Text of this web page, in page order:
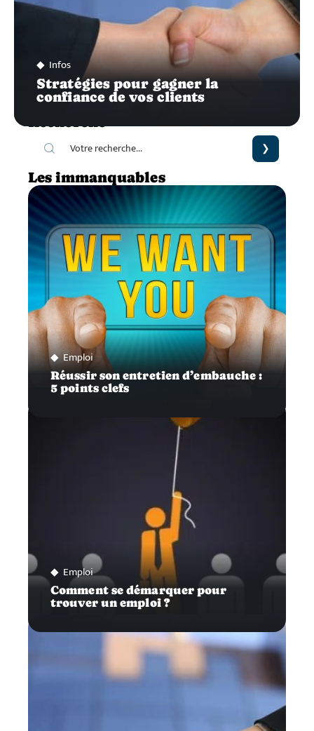
Infos
Stratégies pour gagner la
confiance de vos clients
Les immanquables
Emploi
Réussir son entretien d’embauche :
5 points clefs
Emploi
Comment se démarquer pour
trouver un emploi ?